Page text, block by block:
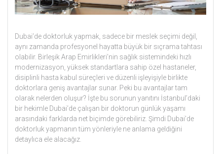
Dubai’de doktorluk yapmak, sadece bir meslek seçimi değil,
aynı zamanda profesyonel hayatta büyük bir sıçrama tahtası
olabilir. Birleşik Arap Emirlikleri’nin sağlık sistemindeki hızlı
modernizasyon, yüksek standartlara sahip özel hastaneler,
disiplinli hasta kabul süreçleri ve düzenli işleyişiyle birlikte
doktorlara geniş avantajlar sunar. Peki bu avantajlar tam
olarak nelerden oluşur? İşte bu sorunun yanıtını İstanbul’daki
bir hekimle Dubai’de çalışan bir doktorun günlük yaşamı
arasındaki farklarda net biçimde görebiliriz. Şimdi Dubai’de
doktorluk yapmanın tüm yönleriyle ne anlama geldiğini
detaylıca ele alacağız.